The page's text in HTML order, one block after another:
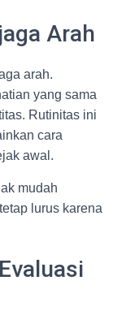
Arah
arah.
yang sama
Rutinitas ini
cara
awal.
mudah
lurus karena